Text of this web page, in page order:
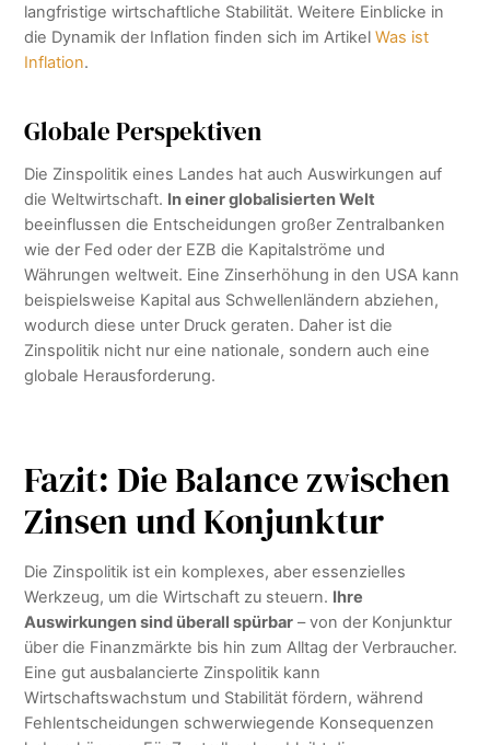
langfristige wirtschaftliche Stabilität. Weitere Einblicke in
die Dynamik der Inflation finden sich im ArtikelWas ist
Inflation.
Globale Perspektiven
Die Zinspolitik eines Landes hat auch Auswirkungen auf
die Weltwirtschaft. In einer globalisierten Welt
beeinflussen die Entscheidungen großer Zentralbanken
wie der Fed oder der EZB die Kapitalströme und
Währungen weltweit. Eine Zinserhöhung in den USA kann
beispielsweise Kapital aus Schwellenländern abziehen,
wodurch diese unter Druck geraten. Daher ist die
Zinspolitik nicht nur eine nationale, sondern auch eine
globale Herausforderung.
Fazit: Die Balance zwischen
Zinsen und Konjunktur
Die Zinspolitik ist ein komplexes, aber essenzielles
Werkzeug, um die Wirtschaft zu steuern. Ihre
Auswirkungen sind überall spürbar – von der Konjunktur
über die Finanzmärkte bis hin zum Alltag der Verbraucher.
Eine gut ausbalancierte Zinspolitik kann
Wirtschaftswachstum und Stabilität fördern, während
Fehlentscheidungen schwerwiegende Konsequenzen